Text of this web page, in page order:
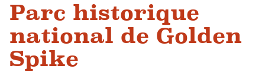
Parc historique
national de Golden
Spike